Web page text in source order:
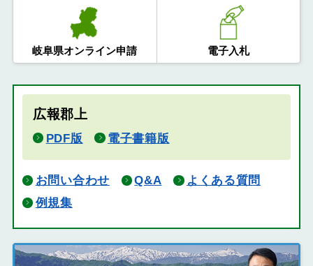
岐阜県オンライン申請 電子入札
広報郡上
PDF版 電子書籍版
お問い合わせ Q&A
よくある質問
例規集